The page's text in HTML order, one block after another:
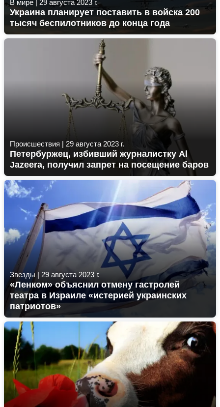
В мире | 29 августа 2023 г.
Украина планирует поставить в войска 200
тысяч беспилотников до конца года
Происшествия | 29 августа 2023 г.
Петербуржец, избивший журналистку Al
Jazeera, получил запрет на посещение баров
Звезды | 29 августа 2023 г.
«Ленком» объяснил отмену гастролей
театра в Израиле «истерией украинских
патриотов»